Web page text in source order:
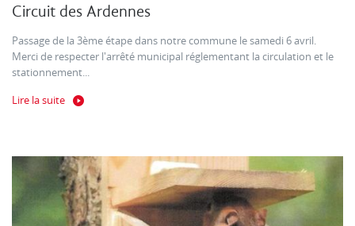
Circuit des Ardennes
Passage de la 3ème étape dans notre commune le samedi 6 avril.
Merci de respecter l'arrêté municipal réglementant la circulation et le
stationnement...
Lire la suite